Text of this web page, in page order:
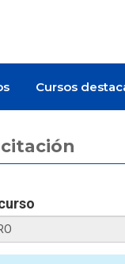
Cursos